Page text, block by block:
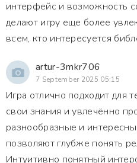
интерфейс и возможность
делают игру еще более
всем, кто интересуется
artur-3mkr706
7 September 2025 05:15
Игра отлично подходит для
свои знания и увлечённо
разнообразные и
позволяют глубже понять
Интуитивно понятный